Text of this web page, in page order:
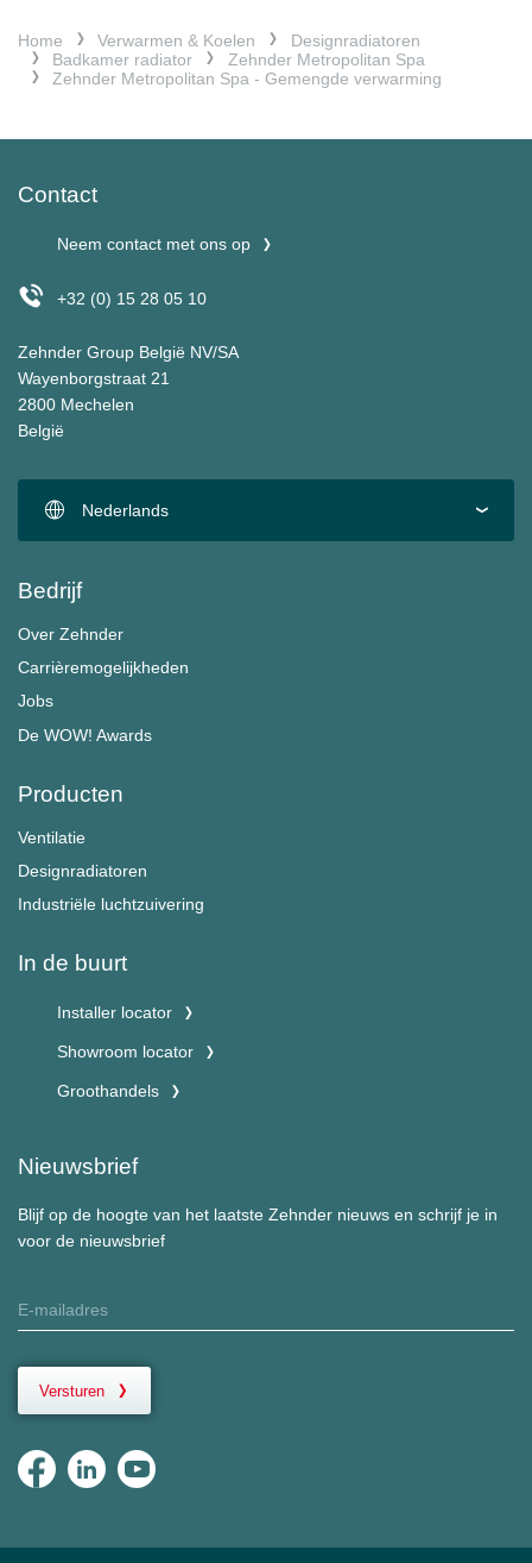
Home Verwarmen & Koelen
Designradiatoren
Badkamer radiator
Zehnder Metropolitan Spa
Zehnder Metropolitan Spa - Gemengde verwarming
Contact
Neem contact met ons op
+32 (0) 15 28 05 10
Zehnder Group België NV/SA
Wayenborgstraat 21
2800 Mechelen
België
Nederlands
Bedrijf
Over Zehnder
Carrièremogelijkheden
Jobs
De WOW! Awards
Producten
Ventilatie
Designradiatoren
Industriële luchtzuivering
In de buurt
Installer locator
Showroom locator
Groothandels
Nieuwsbrief
Blijf op de hoogte van het laatste Zehnder nieuws en schrijf je in
voor de nieuwsbrief
Versturen